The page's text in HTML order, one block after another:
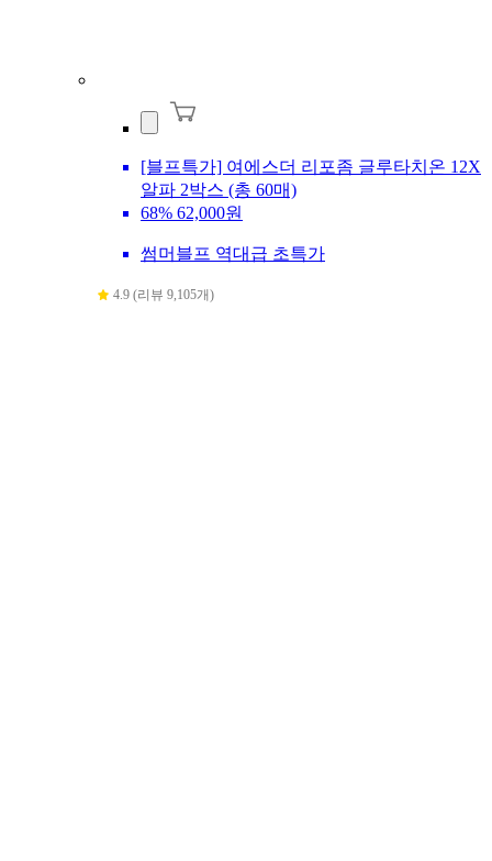
[블프특가] 여에스더 리포좀 글루타치온 12X
알파 2박스 (총 60매)
68% 62,000원
썸머블프 역대급 초특가
4.9 (리뷰 9,105개)